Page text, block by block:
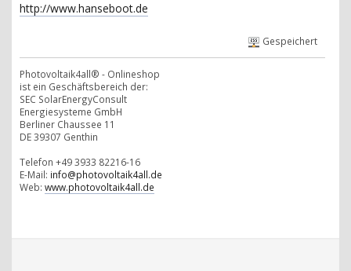
http://www.hanseboot.de
Gespeichert
Photovoltaik4all® - Onlineshop
ist ein Geschäftsbereich der:
SEC SolarEnergyConsult
Energiesysteme GmbH
Berliner Chaussee 11
DE 39307 Genthin
Telefon +49 3933 82216-16
E-Mail: info@photovoltaik4all.de
Web: www.photovoltaik4all.de